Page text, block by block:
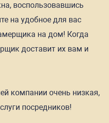
воспользовавшись
на удобное для вас
на дом! Когда
доставит их вам и
компании очень низкая,
посредников!